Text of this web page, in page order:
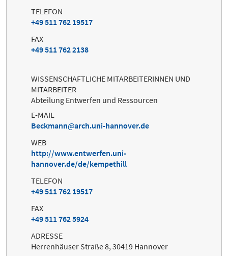
TELEFON
+49 511 762 19517
FAX
+49 511 762 2138
WISSENSCHAFTLICHE MITARBEITERINNEN UND
MITARBEITER
Abteilung Entwerfen und Ressourcen
E-MAIL
Beckmann
arch.uni-hannover.de
WEB
http://www.entwerfen.uni-
hannover.de/de/kempethill
TELEFON
+49 511 762 19517
FAX
+49 511 762 5924
ADRESSE
Herrenhäuser Straße 8, 30419 Hannover